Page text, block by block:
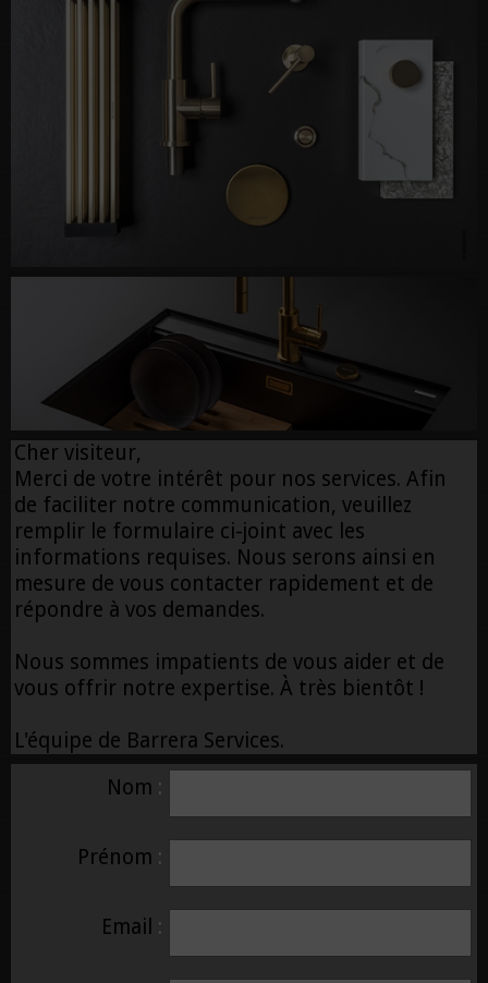
Cher visiteur,
Merci de votre intérêt pour nos services. Afin
de faciliter notre communication, veuillez
remplir le formulaire ci-joint avec les
informations requises. Nous serons ainsi en
mesure de vous contacter rapidement et de
répondre à vos demandes.
Nous sommes impatients de vous aider et de
vous offrir notre expertise. À très bientôt !
L'équipe de Barrera Services.
Nom
Prénom
Email